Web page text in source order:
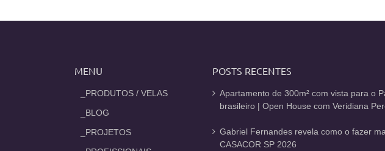
MENU
_PRODUTOS / VELAS
_BLOG
_PROJETOS
POSTS RECENTES
Apartamento de 300m² com vista para o
brasileiro | Open House com Veridiana
Gabriel Fernandes revela como o fazer
CASACOR SP 2026